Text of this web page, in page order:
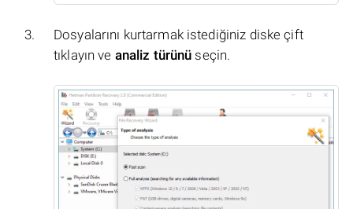
Dosyalarını kurtarmak istediğiniz diske çift
tıklayın ve analiz türünü seçin.